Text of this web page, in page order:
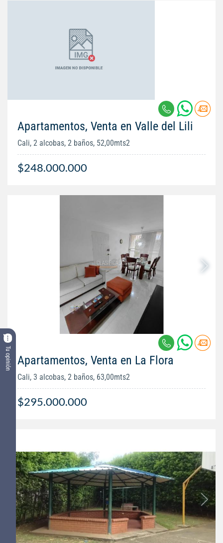
Tu opinión
Apartamentos, Venta en Valle del Lili
Cali, 2 alcobas, 2 baños, 52,00mts2
$248.000.000
Apartamentos, Venta en La Flora
Cali, 3 alcobas, 2 baños, 63,00mts2
$295.000.000